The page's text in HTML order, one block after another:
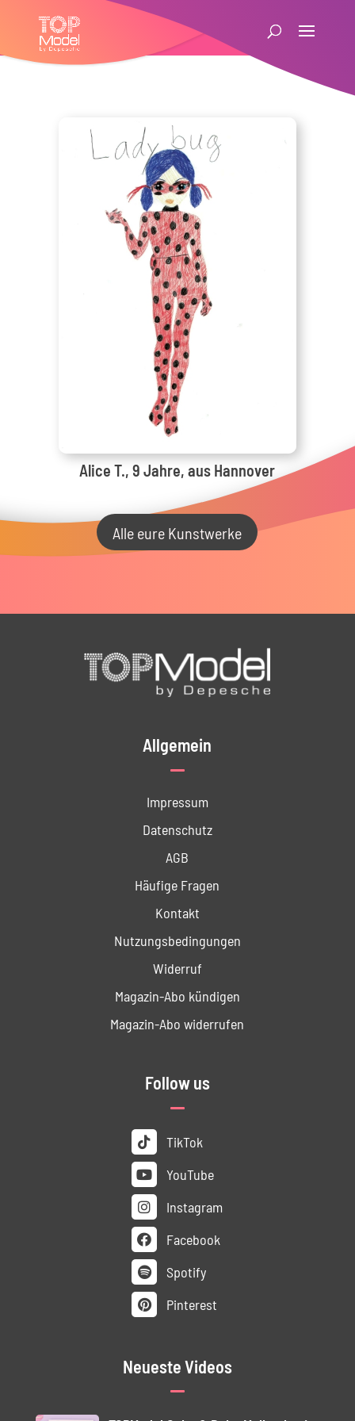
Alice T., 9 Jahre, aus Hannover
Alle eure Kunstwerke
Allgemein
Impressum
Datenschutz
AGB
Häufige Fragen
Kontakt
Nutzungs­bedingungen
Widerruf
Magazin-Abo kündigen
Magazin-Abo widerrufen
Follow us
TikTok
YouTube
Instagram
Facebook
Spotify
Pinterest
Neueste Videos